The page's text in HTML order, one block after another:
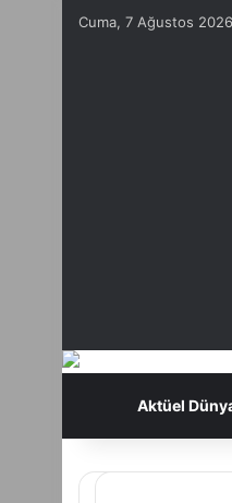
Cuma, 7 Ağustos 2026
Aktüel Sanat
Aktüel